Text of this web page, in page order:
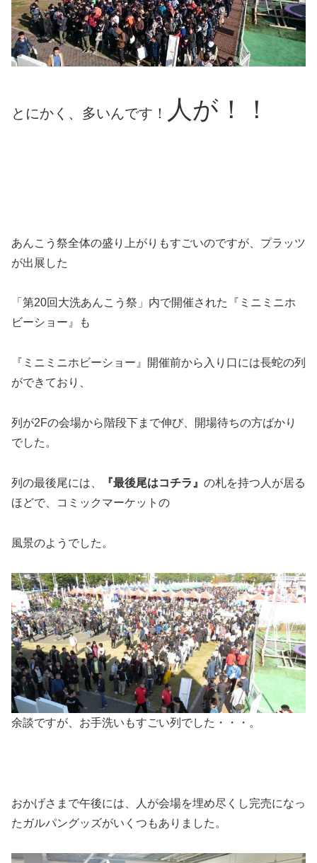
とにかく、多いんです！ 人が！！
あんこう祭全体の盛り上がりもすごいのですが、プラッツ
が出展した
「第20回大洗あんこう祭」内で開催された『ミニミニホ
ビーショー』も
『ミニミニホビーショー』開催前から入り口には長蛇の列
ができており、
列が2Fの会場から階段下まで伸び、開場待ちの方ばかり
でした。
列の最後尾には、 『最後尾はコチラ』 の札を持つ人が居る
ほどで、コミックマーケットの
風景のようでした。
余談ですが、お手洗いもすごい列でした・・・。
おかげさまで午後には、人が会場を埋め尽くし完売になっ
たガルパングッズがいくつもありました。